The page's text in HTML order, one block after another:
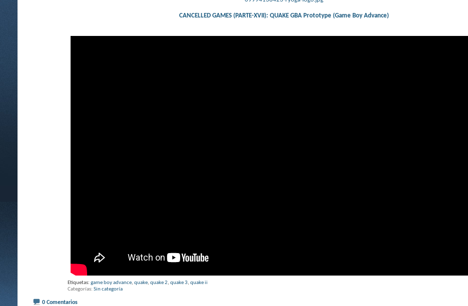
CANCELLED GAMES (PARTE-XVII): QUAKE GBA Prototype (Game Boy Advance)
Etiquetas: game boy advance, quake, quake 2, quake 3, quake ii
Categorías Sin categoría
0 Comentarios